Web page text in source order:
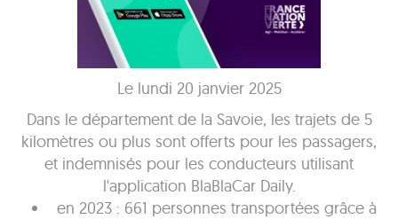
Le lundi 20 janvier 2025
Dans le département de la Savoie, les trajets de 5
kilomètres ou plus sont offerts pour les passagers,
et indemnisés pour les conducteurs utilisant
l'application BlaBlaCar Daily.
en 2023 : 661 personnes transportées grâce à